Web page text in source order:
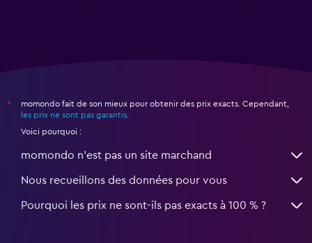
*
momondo fait de son mieux pour obtenir des prix exacts. Cependant,
les prix ne sont pas garantis.
Voici pourquoi :
momondo n'est pas un site marchand
Nous recueillons des données pour vous
Pourquoi les prix ne sont-ils pas exacts à 100 % ?